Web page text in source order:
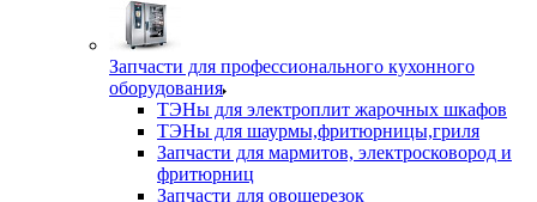
Запчасти для профессионального кухонного
оборудования
ТЭНы для электроплит жарочных шкафов
ТЭНы для шаурмы,фритюрницы,гриля
Запчасти для мармитов, электросковород и
фритюрниц
Запчасти для овощерезок